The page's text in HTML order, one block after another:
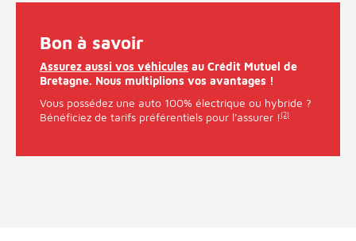
Bon à savoir
Assurez aussi vos véhicules au Crédit Mutuel de
Bretagne. Nous multiplions vos avantages !
Vous possédez une auto 100% électrique ou hybride ?
Bénéficiez de tarifs préférentiels pour l'assurer !(2)